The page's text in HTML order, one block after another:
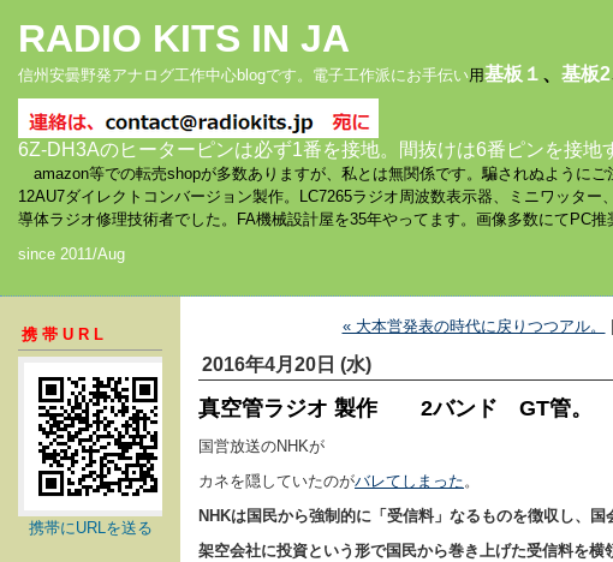
RADIO KITS IN JA
信州安曇野発アナログ工作中心blogです。電子工作派にお手伝い用基板１ 、 基板2
6Z-DH3Aのヒーターピンは必ず1番を接地。間抜けは6番ピンを接地
amazon等での転売shopが多数ありますが、私とは無関係です。騙されぬように
12AU7ダイレクトコンバージョン製作。LC7265ラジオ周波数表示器、ミニワッター
導体ラジオ修理技術者でした。FA機械設計屋を35年やってます。画像多数にてPC
since 2011/Aug
携帯URL
携帯にURLを送る
« 大本営発表の時代に戻りつつアル。
2016年4月20日 (水)
真空管ラジオ 製作 2バンド GT管。
国営放送のNHKが
カネを隠していたのがバレてしまった。
NHKは国民から強制的に「受信料」なるものを徴収し、国
架空会社に投資という形で国民から巻き上げた受信料を横